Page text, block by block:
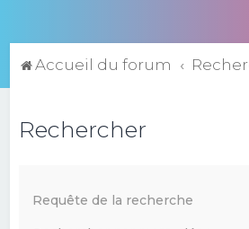
Accueil du forum
Rechercher
Requête de la recherche